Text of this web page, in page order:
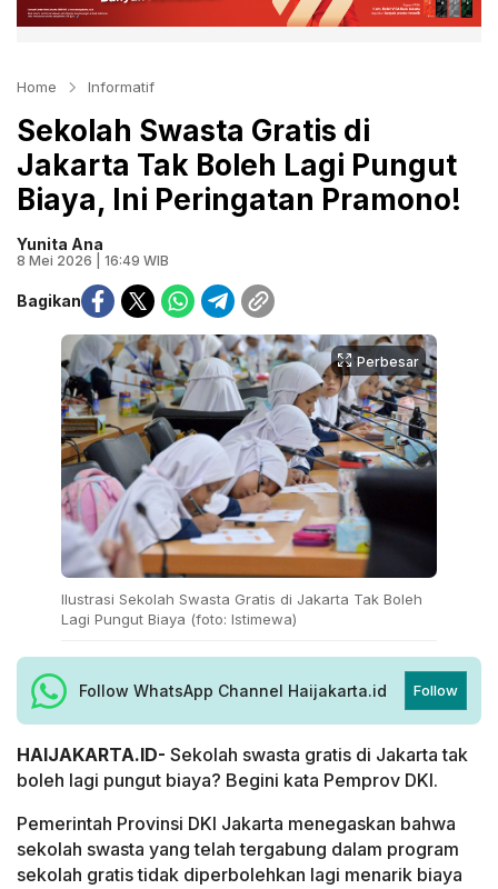
Home Informatif
Sekolah Swasta Gratis di
Jakarta Tak Boleh Lagi Pungut
Biaya, Ini Peringatan Pramono!
Yunita Ana
8 Mei 2026 | 16:49 WIB
Bagikan
Perbesar
Ilustrasi Sekolah Swasta Gratis di Jakarta Tak Boleh
Lagi Pungut Biaya (foto: Istimewa)
Follow WhatsApp Channel Haijakarta.id Follow
HAIJAKARTA.ID- Sekolah swasta gratis di Jakarta tak
boleh lagi pungut biaya? Begini kata Pemprov DKI.
Pemerintah Provinsi DKI Jakarta menegaskan bahwa
sekolah swasta yang telah tergabung dalam program
sekolah gratis tidak diperbolehkan lagi menarik biaya